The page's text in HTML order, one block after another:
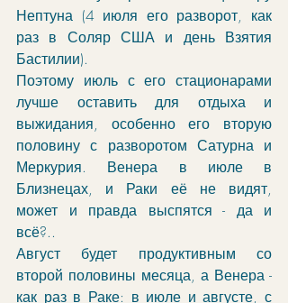
Нептуна (4 июля его разворот, как
раз в Соляр США и день Взятия
Бастилии).
Поэтому июль с его стационарами
лучше оставить для отдыха и
выжидания, особенно его вторую
половину с разворотом Сатурна и
Меркурия. Венера в июле в
Близнецах, и Раки её не видят,
может и правда выспятся - да и
всё?..
Август будет продуктивным со
второй половины месяца, а Венера -
как раз в Раке: в июле и августе, с